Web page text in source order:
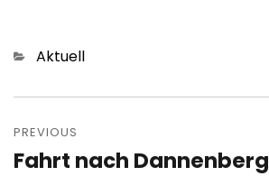
Categories
Aktuell
navigation
PREVIOUS
Previous
Fahrt nach Dannenberg